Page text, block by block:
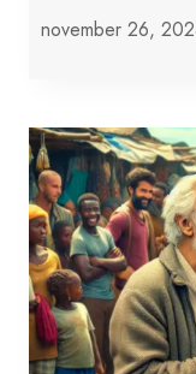
november 26,